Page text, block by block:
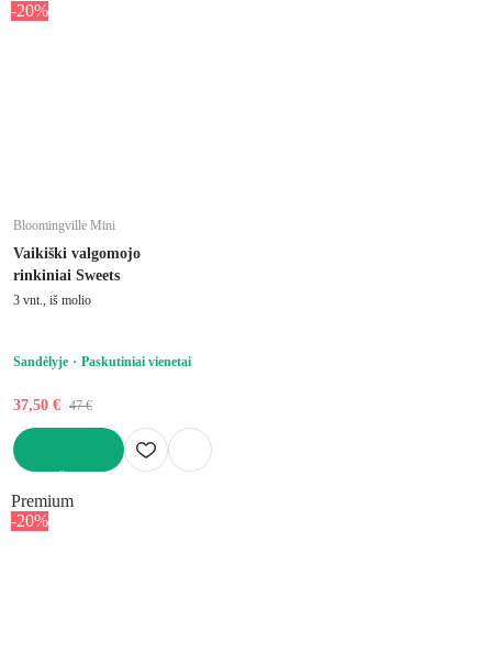
-20%
Bloomingville Mini
Vaikiški valgomojo
rinkiniai Sweets
3 vnt., iš molio
Sandėlyje Paskutiniai vienetai
37,50 € 47 €
Premium
-20%